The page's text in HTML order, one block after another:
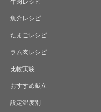
牛肉レシピ
魚介レシピ
たまごレシピ
ラム肉レシピ
比較実験
おすすめ献立
設定温度別